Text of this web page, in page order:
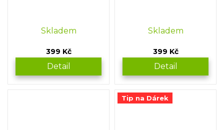
Skladem
399 Kč
Detail
Skladem
399 Kč
Detail
Tip na Dárek